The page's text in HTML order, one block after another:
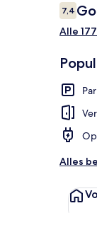
7,47,4 op
Alle
Alles